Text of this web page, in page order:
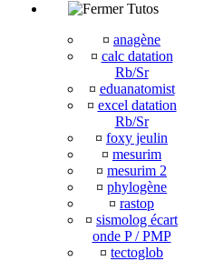
Tutos
¤ anagène
¤ calc datation
Rb/Sr
¤ eduanatomist
¤ excel datation
Rb/Sr
¤ foxy jeulin
¤ mesurim
¤ mesurim 2
¤ phylogène
¤ rastop
¤ sismolog écart
onde P / PMP
¤ tectoglob